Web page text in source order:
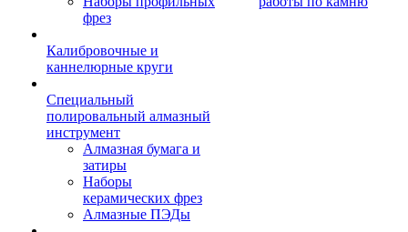
фрез
Калибровочные и
каннелюрные круги
Специальный
полировальный алмазный
инструмент
Алмазная бумага и
затиры
Наборы
керамических фрез
Алмазные ПЭДы